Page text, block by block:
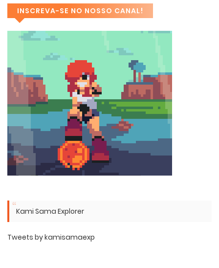
INSCREVA-SE NO NOSSO CANAL!
Kami Sama Explorer
Tweets by kamisamaexp